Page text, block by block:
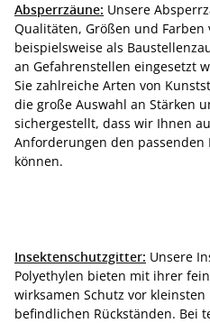
Absperrzäune: Unsere
Qualitäten, Größen und
beispielsweise als
an Gefahrenstellen eingesetzt
Sie zahlreiche Arten von
die große Auswahl an Stärken
sichergestellt, dass wir Ihnen
Anforderungen den
können.
Insektenschutzgitter: Unsere
Polyethylen bieten mit ihrer
wirksamen Schutz vor
befindlichen Rückständen. Bei